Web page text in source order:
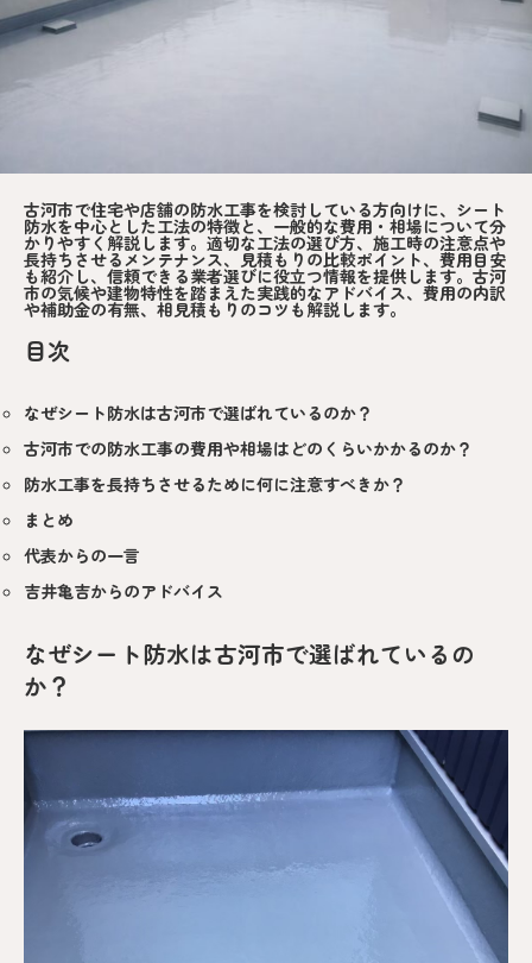
古河市で住宅や店舗の防水工事を検討している方向けに、シート
防水を中心とした工法の特徴と、一般的な費用・相場について分
かりやすく解説します。適切な工法の選び方、施工時の注意点や
長持ちさせるメンテナンス、見積もりの比較ポイント、費用目安
も紹介し、信頼できる業者選びに役立つ情報を提供します。古河
市の気候や建物特性を踏まえた実践的なアドバイス、費用の内訳
や補助金の有無、相見積もりのコツも解説します。
目次
なぜシート防水は古河市で選ばれているのか？
古河市での防水工事の費用や相場はどのくらいかかるのか？
防水工事を長持ちさせるために何に注意すべきか？
まとめ
代表からの一言
吉井亀吉からのアドバイス
なぜシート防水は古河市で選ばれているの
か？